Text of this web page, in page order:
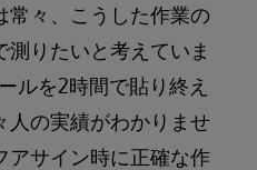
常々、こうした作業の
りたいと考えていま
ルを2時間で貼り終え
人の実績がわかりませ
アサイン時に正確な作